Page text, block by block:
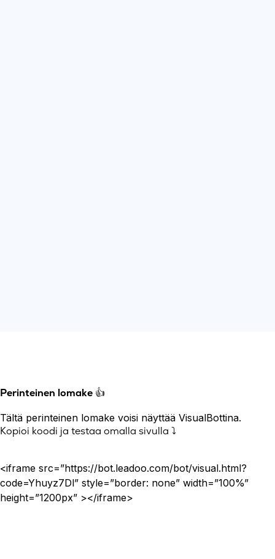
Perinteinen lomake 👍
Tältä perinteinen lomake voisi näyttää VisualBottina.
Kopioi koodi ja testaa omalla sivulla ⤵️
<iframe src=”https://bot.leadoo.com/bot/visual.html?
code=Yhuyz7Dl” style=”border: none” width=”100%”
height=”1200px” ></iframe>